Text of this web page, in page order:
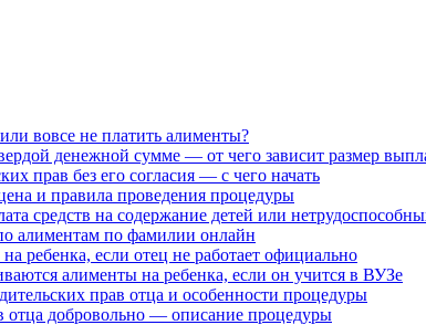
вовсе не платить алименты?
денежной сумме — от чего зависит размер
прав без его согласия — с чего начать
и правила проведения процедуры
средств на содержание детей или
алиментам по фамилии онлайн
ребенка, если отец не работает официально
алименты на ребенка, если он учится в ВУЗе
прав отца и особенности процедуры
отца добровольно — описание процедуры